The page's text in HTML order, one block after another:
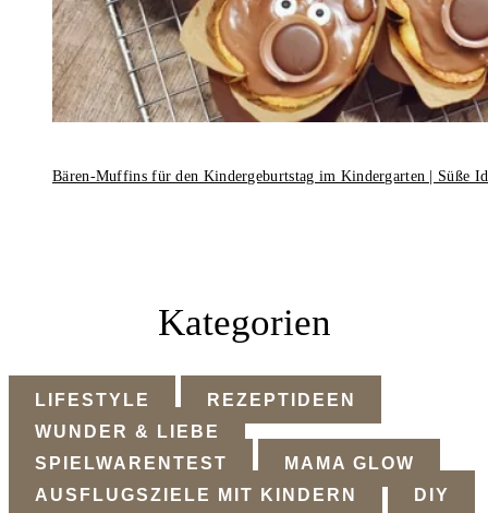
Bären-Muffins für den Kindergeburtstag im Kindergarten | Süße
Kategorien
LIFESTYLE
REZEPTIDEEN
WUNDER & LIEBE
SPIELWARENTEST
MAMA GLOW
AUSFLUGSZIELE MIT KINDERN
DIY